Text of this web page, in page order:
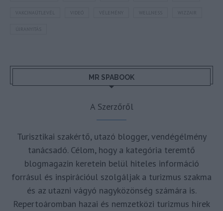
VAKCINAÚTLEVÉL WIZZAIR
ÚJRANYITÁS
MR SPABOOK
A Szerzőről
Turisztikai szakértő, utazó blogger, vendégélmény
tanácsadó. Célom, hogy a kategória teremtő
blogmagazin keretein belül hiteles információ
forrásul és inspirációul szolgáljak a turizmus szakma
és az utazni vágyó nagyközönség számára is.
Repertoáromban hazai és nemzetközi turizmus hírek